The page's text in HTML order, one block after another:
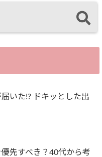
いた!? ドキッとした出
先すべき？40代から考